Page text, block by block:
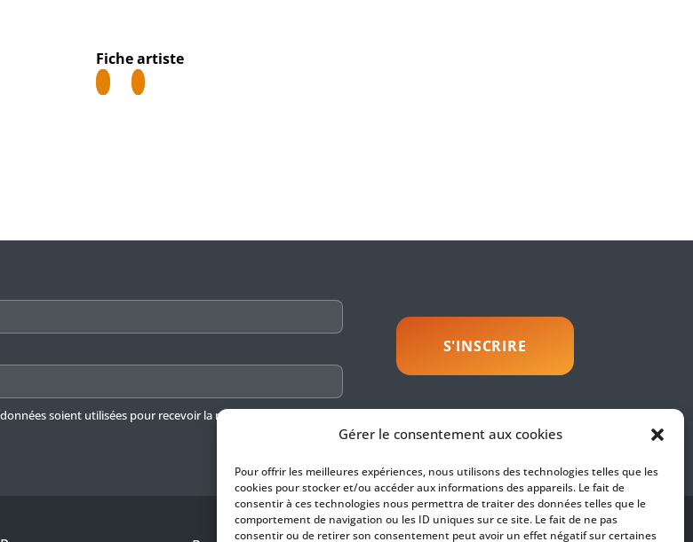
Gérer le consentement aux cookies
Pour offrir les meilleures expériences, nous utilisons des technologies telles que les
cookies pour stocker et/ou accéder aux informations des appareils. Le fait de
consentir à ces technologies nous permettra de traiter des données telles que le
comportement de navigation ou les ID uniques sur ce site. Le fait de ne pas
consentir ou de retirer son consentement peut avoir un effet négatif sur certaines
Fiche artiste
vide.
soient utilisées pour recevoir la newsletter.
SUIVEZ-NOUS